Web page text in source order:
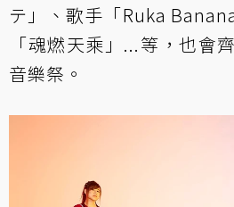
テ」、歌手「Ruka
「魂燃天乘」...等，也會
音樂祭。